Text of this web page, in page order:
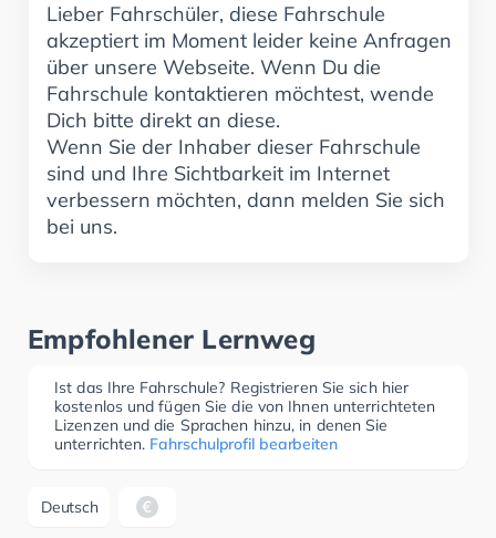
Lieber Fahrschüler, diese Fahrschule
akzeptiert im Moment leider keine Anfragen
über unsere Webseite. Wenn Du die
Fahrschule kontaktieren möchtest, wende
Dich bitte direkt an diese.
Wenn Sie der Inhaber dieser Fahrschule
sind und Ihre Sichtbarkeit im Internet
verbessern möchten, dann melden Sie sich
bei uns.
Empfohlener Lernweg
Ist das Ihre Fahrschule? Registrieren Sie sich hier
kostenlos und fügen Sie die von Ihnen unterrichteten
Lizenzen und die Sprachen hinzu, in denen Sie
unterrichten. Fahrschulprofil bearbeiten
Deutsch